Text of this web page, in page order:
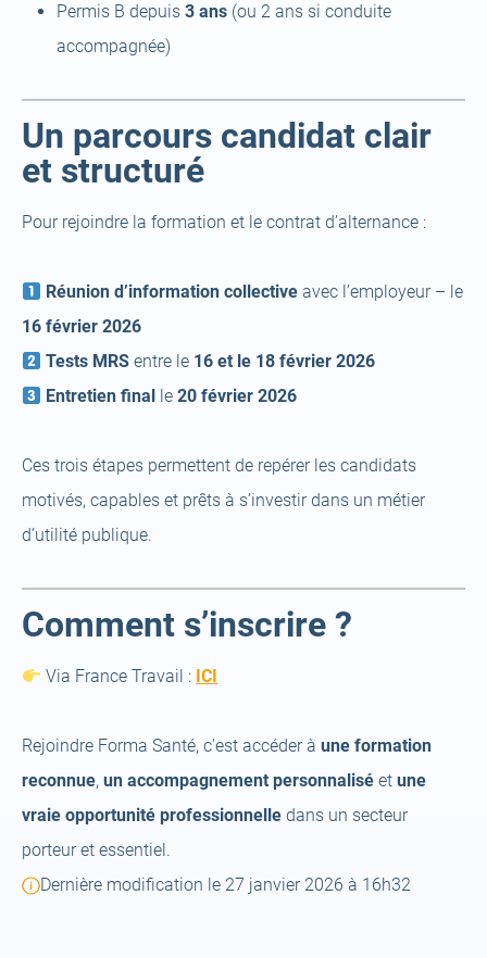
Permis B depuis 3 ans (ou 2 ans si conduite
accompagnée)
Un parcours candidat clair
et structuré
Pour rejoindre la formation et le contrat d’alternance :
Réunion d’information collective avec l’employeur – le
16 février 2026
Tests MRS entre le 16 et le 18 février 2026
Entretien final le20 février 2026
Ces trois étapes permettent de repérer les candidats
motivés, capables et prêts à s’investir dans un métier
d’utilité publique.
Comment s’inscrire ?
Via France Travail : ICI
new
tab)
Rejoindre Forma Santé, c’est accéder à une formation
reconnue, un accompagnement personnalisé et une
vraie opportunité professionnelle dans un secteur
porteur et essentiel.
Dernière modification le 27 janvier 2026 à 16h32